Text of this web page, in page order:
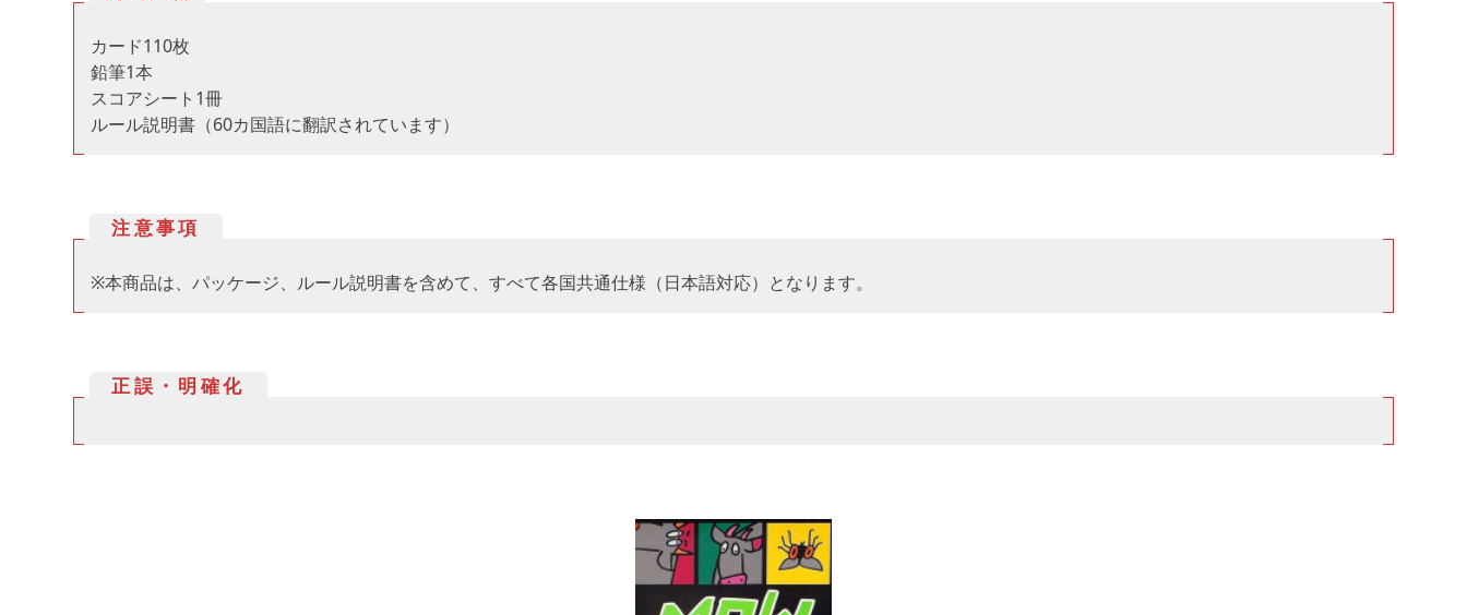
カード110枚
鉛筆1本
スコアシート1冊
ルール説明書（60カ国語に翻訳されています）
注意事項
※本商品は、パッケージ、ルール説明書を含めて、すべて各国共通仕様（日本語対応）となります。
正誤・明確化